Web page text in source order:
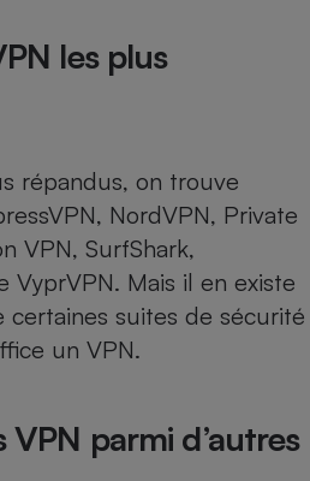
les plus
répandus, on trouve
NordVPN, Private
VPN, SurfShark,
VyprVPN. Mais il en existe
certaines suites de sécurité
un VPN.
parmi d’autres